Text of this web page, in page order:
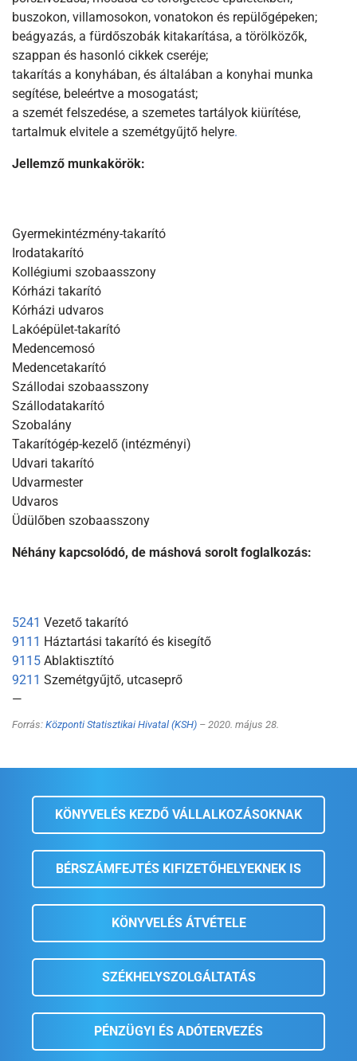
buszokon, villamosokon, vonatokon és repülőgépeken;
beágyazás, a fürdőszobák kitakarítása, a törölközők,
szappan és hasonló cikkek cseréje;
takarítás a konyhában, és általában a konyhai munka
segítése, beleértve a mosogatást;
a szemét felszedése, a szemetes tartályok kiürítése,
tartalmuk elvitele a szemétgyűjtő helyre.
Jellemző munkakörök:
Gyermekintézmény-takarító
Irodatakarító
Kollégiumi szobaasszony
Kórházi takarító
Kórházi udvaros
Lakóépület-takarító
Medencemosó
Medencetakarító
Szállodai szobaasszony
Szállodatakarító
Szobalány
Takarítógép-kezelő (intézményi)
Udvari takarító
Udvarmester
Udvaros
Üdülőben szobaasszony
Néhány kapcsolódó, de máshová sorolt foglalkozás:
5241 Vezető takarító
9111 Háztartási takarító és kisegítő
9115 Ablaktisztító
9211 Szemétgyűjtő, utcaseprő
—
Forrás: Központi Statisztikai Hivatal (KSH) – 2020. május 28.
KÖNYVELÉS KEZDŐ VÁLLALKOZÁSOKNAK
BÉRSZÁMFEJTÉS KIFIZETŐHELYEKNEK IS
KÖNYVELÉS ÁTVÉTELE
SZÉKHELYSZOLGÁLTATÁS
PÉNZÜGYI ÉS ADÓTERVEZÉS